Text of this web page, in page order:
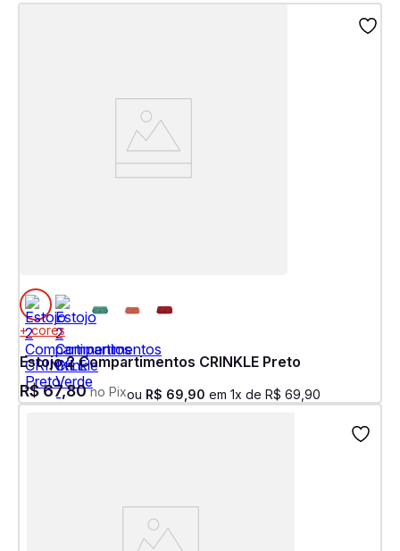
+ cores
Estojo 2 Compartimentos CRINKLE Preto
R$67,80no Pixou R$ 69 90 em 1x de R$ 69 90